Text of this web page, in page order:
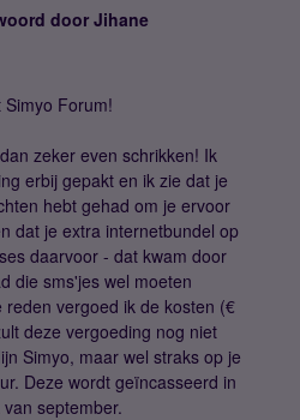
door Jihane
Forum!
zeker even schrikken! Ik
erbij gepakt en ik zie dat je
hebt gehad om je ervoor
dat je extra internetbundel op
daarvoor - dat kwam door
die sms'jes wel moeten
reden vergoed ik de kosten (€
deze vergoeding nog niet
Simyo, maar wel straks op je
Deze wordt geïncasseerd in
september.